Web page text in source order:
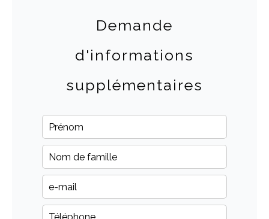
Demande
d'informations
supplémentaires